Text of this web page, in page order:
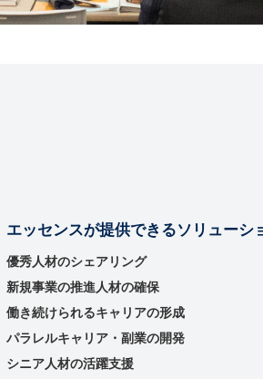
エッセンスが提供できるソリューシ
優秀⼈材のシェアリング
新規事業の推進⼈材の確保
働き続けられるキャリアの形成
パラレルキャリア・副業の開発
シニア人材の活躍支援